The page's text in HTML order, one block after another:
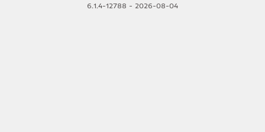
6.1.4-12788 - 2026-08-04